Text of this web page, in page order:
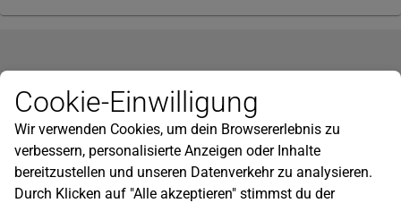
Newsletter
Infos zu neuen Produkten, Gartentipps und mehr findest du in
unserem Newsletter!
Jetzt anmelden
Cookie-Einwilligung
Wir verwenden Cookies, um dein Browsererlebnis zu
verbessern, personalisierte Anzeigen oder Inhalte
bereitzustellen und unseren Datenverkehr zu analysieren.
Durch Klicken auf "Alle akzeptieren" stimmst du der